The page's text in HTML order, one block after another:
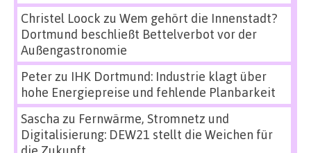
Christel Loock zu Wem gehört die Innenstadt?
Dortmund beschließt Bettelverbot vor der
Außengastronomie
Peterzu IHK Dortmund: Industrie klagt über
hohe Energiepreise und fehlende Planbarkeit
Sascha zu Fernwärme, Stromnetz und
Digitalisierung: DEW21 stellt die Weichen für
die Zukunft